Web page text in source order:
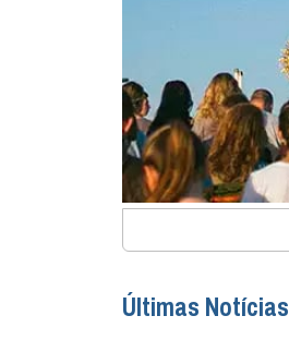
Últimas Notícias